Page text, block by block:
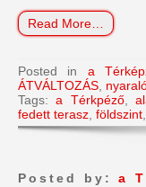
Read More…
Posted in a
ÁTVÁLTOZÁS
Tags:a Térkpéző,
fedett terasz földszint
Posted by:a